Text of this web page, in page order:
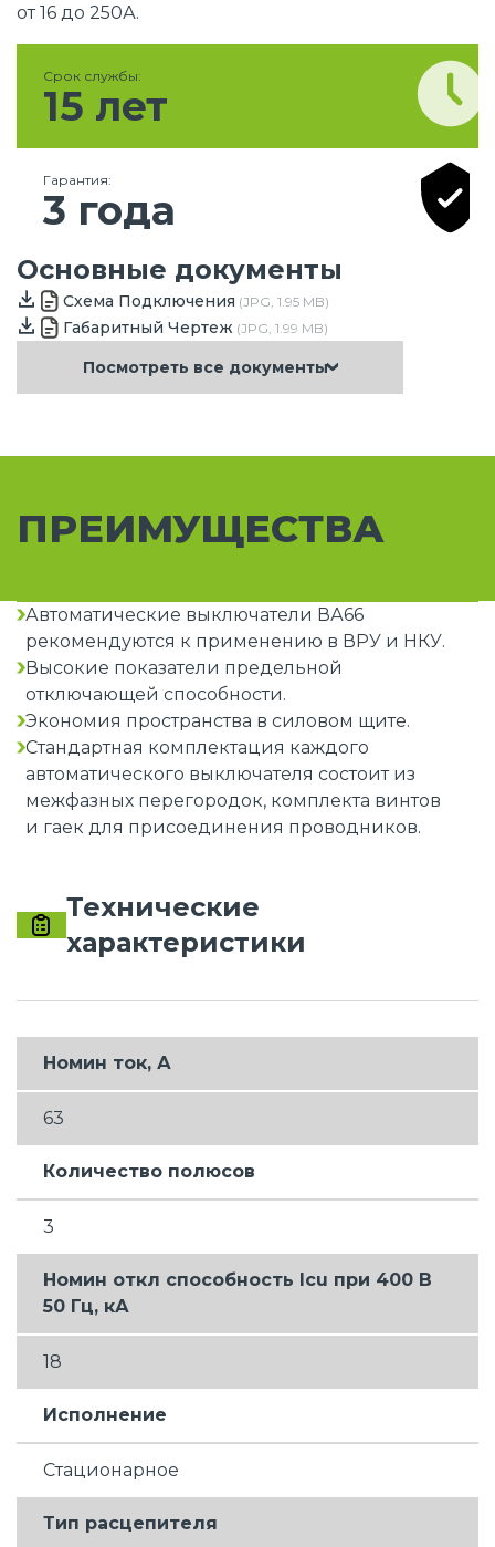
от 16 до 250А.
Срок службы:
15 лет
Гарантия:
3 года
Основные документы
Схема Подключения (JPG, 1.95 MB)
Габаритный Чертеж (JPG, 1.99 MB)
Посмотреть все документы
ПРЕИМУЩЕСТВА
Автоматические выключатели ВА66
рекомендуются к применению в ВРУ и НКУ.
Высокие показатели предельной
отключающей способности.
Экономия пространства в силовом щите.
Стандартная комплектация каждого
автоматического выключателя состоит из
межфазных перегородок, комплекта винтов
и гаек для присоединения проводников.
Технические
характеристики
Номин ток, А
63
Количество полюсов
3
Номин откл способность Icu при 400 В
50 Гц, кА
18
Исполнение
Стационарное
Тип расцепителя